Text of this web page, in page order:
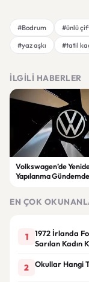
#Bodrum #ünlü
#yaz aşkı
#tatil
İLGILI HABERLER
Volkswagen’de
Yapılanma
EN ÇOK
1
1972 İrlanda
Sarılan Kadın
2 Okullar Hangi